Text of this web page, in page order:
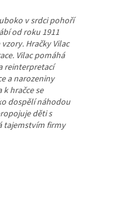
v srdci pohoří
od roku 1911
Hračky Vilac
Vilac pomáhá
reinterpretací
a narozeniny
hračce se
dospělí náhodou
děti s
tajemstvím firmy